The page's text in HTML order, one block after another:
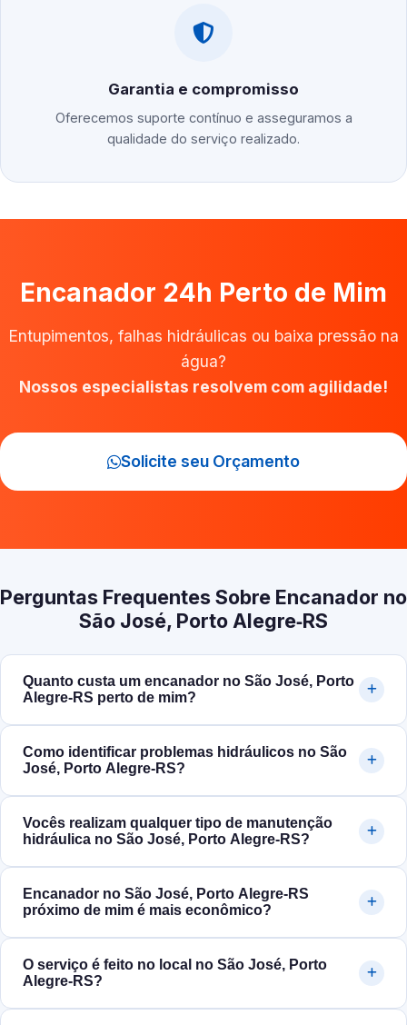
Garantia e compromisso
Oferecemos suporte contínuo e asseguramos a
qualidade do serviço realizado.
Encanador 24h Perto de Mim
Entupimentos, falhas hidráulicas ou baixa pressão na
água?
Nossos especialistas resolvem com agilidade!
Solicite seu Orçamento
Perguntas Frequentes Sobre Encanador no
São José, Porto Alegre‑RS
Quanto custa um encanador no São José, Porto
Alegre‑RS perto de mim?
Como identificar problemas hidráulicos no São
José, Porto Alegre‑RS?
Vocês realizam qualquer tipo de manutenção
hidráulica no São José, Porto Alegre‑RS?
Encanador no São José, Porto Alegre‑RS
próximo de mim é mais econômico?
O serviço é feito no local no São José, Porto
Alegre‑RS?